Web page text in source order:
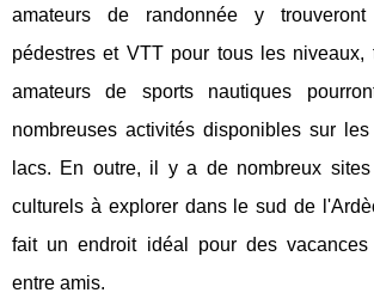
amateurs de randonnée y
pédestres et VTT pour tous les niveaux,
amateurs de sports nautiques
nombreuses activités disponibles sur
lacs. En outre, il y a de nombreux
culturels à explorer dans le sud de
fait un endroit idéal pour des
entre amis.